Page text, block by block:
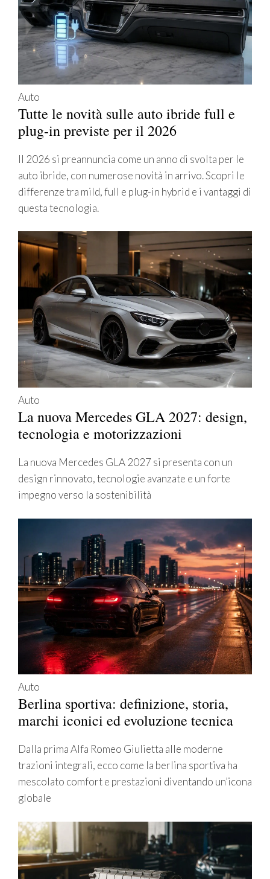
Auto
Tutte le novità sulle auto ibride full e
plug-in previste per il 2026
Il 2026 si preannuncia come un anno di svolta per le
auto ibride, con numerose novità in arrivo. Scopri le
differenze tra mild, full e plug-in hybrid e i vantaggi di
questa tecnologia.
Auto
La nuova Mercedes GLA 2027: design,
tecnologia e motorizzazioni
La nuova Mercedes GLA 2027 si presenta con un
design rinnovato, tecnologie avanzate e un forte
impegno verso la sostenibilità
Auto
Berlina sportiva: definizione, storia,
marchi iconici ed evoluzione tecnica
Dalla prima Alfa Romeo Giulietta alle moderne
trazioni integrali, ecco come la berlina sportiva ha
mescolato comfort e prestazioni diventando un’icona
globale